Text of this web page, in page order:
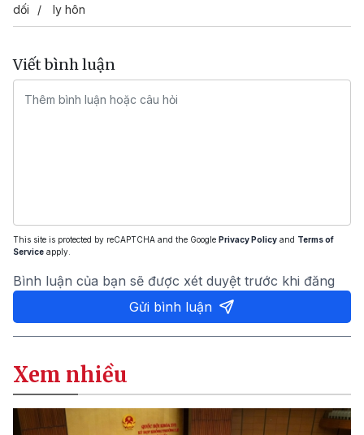
dối ly hôn
Viết bình luận
This site is protected by reCAPTCHA and the Google Privacy Policy and Terms of
Service apply.
Bình luận của bạn sẽ được xét duyệt trước khi đăng
Gửi bình luận
Xem nhiều